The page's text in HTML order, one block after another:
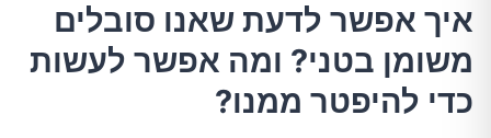
1.אל תאכלו סוכר והימנעו ממשקאות ממותקים
בסוכר
2.אכילת כמות גדולה יותר של חלבונים היא
איך אפשר לדעת שאנו סובלים
משומן בטני? ומה אפשר לעשות
כדי להיפטר ממנו?